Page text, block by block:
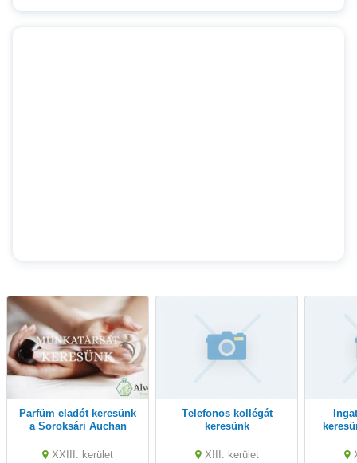
Parfüm eladót keresünk
a Soroksári Auchan
XXIII. kerület
Telefonos kollégát
keresünk
XIII. kerület